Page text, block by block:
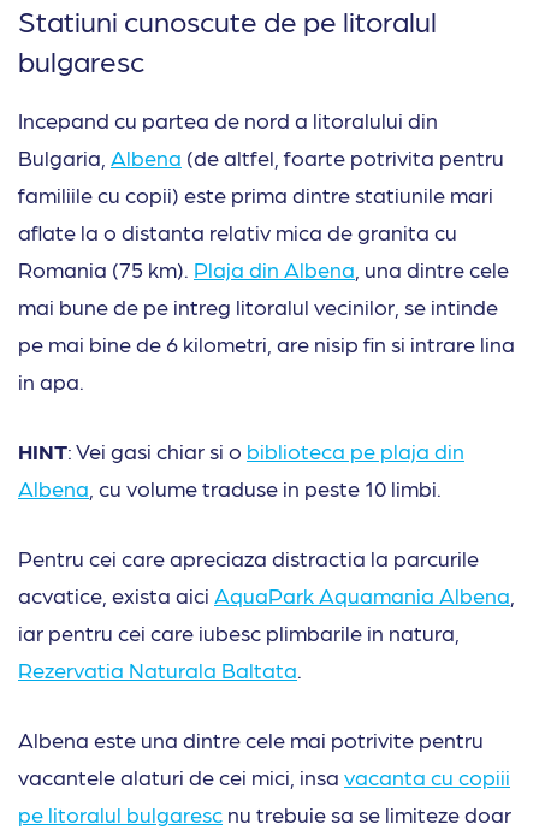
Statiuni cunoscute de pe litoralul
bulgaresc
Incepand cu partea de nord a litoralului din
Bulgaria, Albena (de altfel, foarte potrivita pentru
familiile cu copii) este prima dintre statiunile mari
aflate la o distanta relativ mica de granita cu
Romania (75 km). Plaja din Albena , una dintre cele
mai bune de pe intreg litoralul vecinilor, se intinde
pe mai bine de 6 kilometri, are nisip fin si intrare lina
in apa.
HINT: Vei gasi chiar si o biblioteca pe plaja din
Albena , cu volume traduse in peste 10 limbi.
Pentru cei care apreciaza distractia la parcurile
acvatice, exista aici AquaPark Aquamania Albena
iar pentru cei care iubesc plimbarile in natura,
Rezervatia Naturala Baltata
Albena este una dintre cele mai potrivite pentru
vacantele alaturi de cei mici, insa vacanta cu copiii
pe litoralul bulgaresc nu trebuie sa se limiteze doar